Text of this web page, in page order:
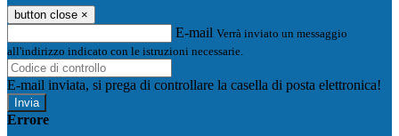
button close ×
E-mail Verrà inviato un messaggio
all'indirizzo indicato con le istruzioni necessarie.
E-mail inviata, si prega di controllare la casella di posta elettronica!
Errore